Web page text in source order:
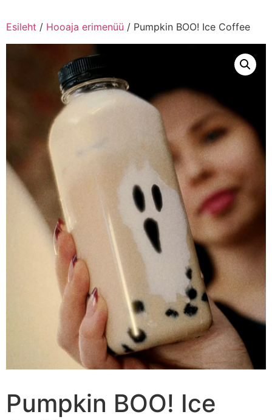
Esileht / Hooaja erimenüü / Pumpkin BOO! Ice Coffee
Pumpkin BOO! Ice